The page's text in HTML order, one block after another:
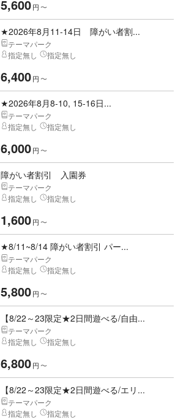
5,600円 〜
★2026年8月11-14日 障がい者割...
テーマパーク
指定無し
指定無し
6,400円 〜
★2026年8月8-10, 15-16日...
テーマパーク
指定無し
指定無し
6,000円 〜
障がい者割引 入園券
テーマパーク
指定無し
指定無し
1,600円 〜
★8/11~8/14 障がい者割引 パー...
テーマパーク
指定無し
指定無し
5,800円 〜
【8/22～23限定★2日間遊べる/自由...
テーマパーク
指定無し
指定無し
6,800円 〜
【8/22～23限定★2日間遊べる/エリ...
テーマパーク
指定無し
指定無し